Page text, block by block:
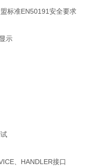
标准EN50191安全要求
示
、HANDLER接口